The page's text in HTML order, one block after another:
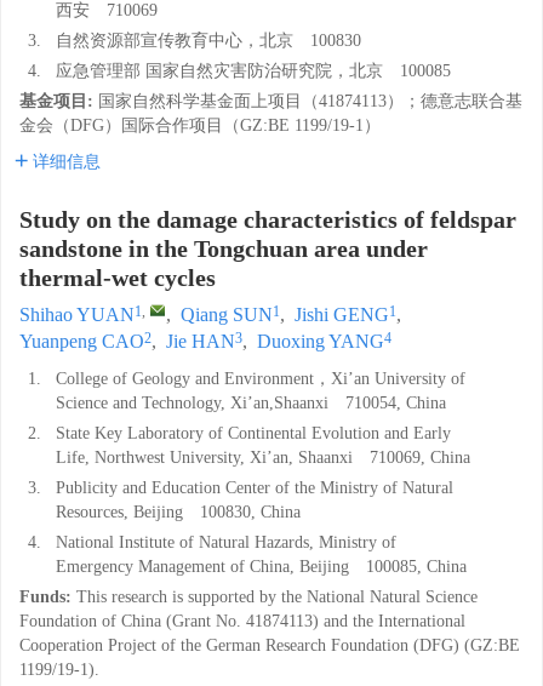
西安 710069
3.
自然资源部宣传教育中心，北京 100830
4.
应急管理部 国家自然灾害防治研究院，北京 100085
基金项目: 国家自然科学基金面上项目（41874113）；德意志联合基
金会（DFG）国际合作项目（GZ:BE 1199/19-1）
详细信息
Study on the damage characteristics of feldspar
sandstone in the Tongchuan area under
thermal-wet cycles
Shihao YUAN1, , Qiang SUN1, Jishi GENG1,
Yuanpeng CAO2, Jie HAN3, Duoxing YANG4
1.
College of Geology and Environment，Xi’an University of
Science and Technology, Xi’an,Shaanxi 710054, China
2.
State Key Laboratory of Continental Evolution and Early
Life, Northwest University, Xi’an, Shaanxi 710069, China
3.
Publicity and Education Center of the Ministry of Natural
Resources, Beijing 100830, China
4.
National Institute of Natural Hazards, Ministry of
Emergency Management of China, Beijing 100085, China
Funds: This research is supported by the National Natural Science
Foundation of China (Grant No. 41874113) and the International
Cooperation Project of the German Research Foundation (DFG) (GZ:BE
1199/19-1).